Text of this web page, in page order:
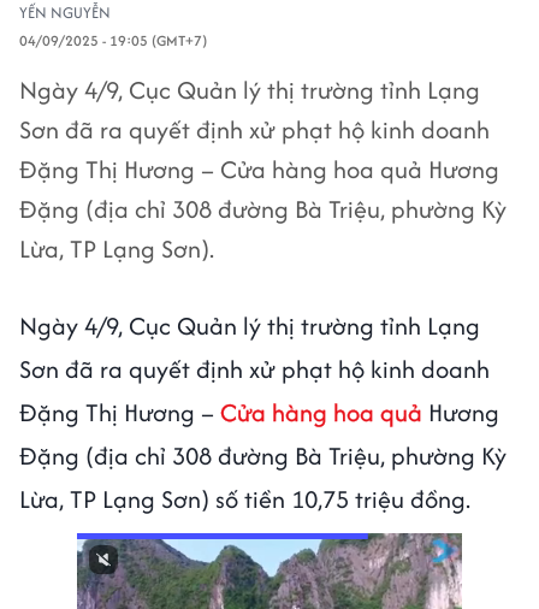
YẾN NGUYỄN
04/09/2025 - 19:05 (GMT+7)
Ngày 4/9, Cục Quản lý thị trường tỉnh Lạng
Sơn đã ra quyết định xử phạt hộ kinh doanh
Đặng Thị Hương – Cửa hàng hoa quả Hương
Đặng (địa chỉ 308 đường Bà Triệu, phường Kỳ
Lừa, TP Lạng Sơn).
Ngày 4/9, Cục Quản lý thị trường tỉnh Lạng
Sơn đã ra quyết định xử phạt hộ kinh doanh
Đặng Thị Hương – Cửa hàng hoa quả Hương
Đặng (địa chỉ 308 đường Bà Triệu, phường Kỳ
Lừa, TP Lạng Sơn) số tiền 10,75 triệu đồng.